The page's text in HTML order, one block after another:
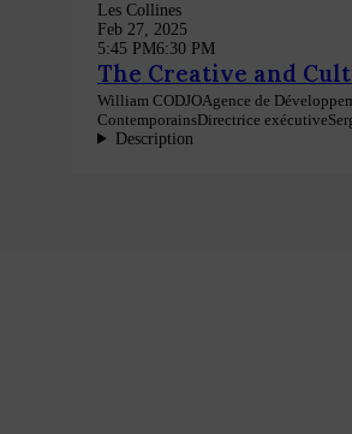
Les Collines
Feb 27, 2025
5:45 PM6:30 PM
The Creative and
William CODJOAgence de
ContemporainsDirectrice exécutive
Description